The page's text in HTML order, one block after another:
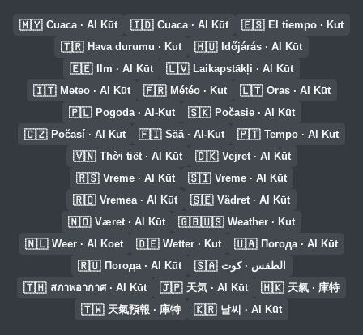
🇲🇾 Cuaca · Al Kūt 🇮🇩 Cuaca · Al Kūt 🇪🇸 El tiempo · Kut
🇹🇷 Hava durumu · Kut 🇭🇺 Időjárás · Al Kūt
🇪🇪 Ilm · Al Kūt 🇱🇻 Laikapstākļi · Al Kūt
🇮🇹 Meteo · Al Kūt 🇫🇷 Météo · Kut 🇱🇹 Oras · Al Kūt
🇵🇱 Pogoda · Al-Kut 🇸🇰 Počasie · Al Kūt
🇨🇿 Počasí · Al Kūt 🇫🇮 Sää · Al-Kut 🇵🇹 Tempo · Al Kūt
🇻🇳 Thời tiết · Al Kūt 🇩🇰 Vejret · Al Kūt
🇷🇸 Vreme · Al Kūt 🇸🇮 Vreme · Al Kūt
🇷🇴 Vremea · Al Kūt 🇸🇪 Vädret · Al Kūt
🇳🇴 Været · Al Kūt 🇬🇧🇺🇸 Weather · Kut
🇳🇱 Weer · Al Koet 🇩🇪 Wetter · Kut 🇺🇦 Погода · Al Kūt
🇷🇺 Погода · Al Kūt 🇸🇦 الطقس · كوت
🇹🇭 สภาพอากาศ · Al Kūt 🇯🇵 天気 · Al Kūt 🇭🇰 天氣 · 庫特
🇹🇼 天氣預報 · 庫特 🇰🇷 날씨 · Al Kūt